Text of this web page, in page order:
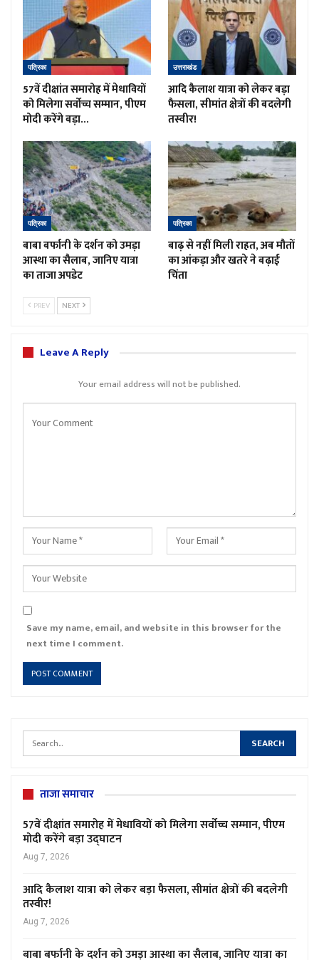
पत्रिका
57वें दीक्षांत समारोह में मेधावियों
को मिलेगा सर्वोच्च सम्मान, पीएम
मोदी करेंगे बड़ा…
उत्तराखंड
आदि कैलाश यात्रा को लेकर बड़ा
फैसला, सीमांत क्षेत्रों की बदलेगी
तस्वीर!
पत्रिका
बाबा बर्फानी के दर्शन को उमड़ा
आस्था का सैलाब, जानिए यात्रा
का ताजा अपडेट
पत्रिका
बाढ़ से नहीं मिली राहत, अब मौतों
का आंकड़ा और खतरे ने बढ़ाई
चिंता
PREV NEXT
Leave A Reply
Your email address will not be published.
Save my name, email, and website in this browser for the
next time I comment.
ताजा समाचार
57वें दीक्षांत समारोह में मेधावियों को मिलेगा सर्वोच्च सम्मान, पीएम
मोदी करेंगे बड़ा उद्घाटन
Aug 7, 2026
आदि कैलाश यात्रा को लेकर बड़ा फैसला, सीमांत क्षेत्रों की बदलेगी
तस्वीर!
Aug 7, 2026
बाबा बर्फानी के दर्शन को उमड़ा आस्था का सैलाब, जानिए यात्रा का